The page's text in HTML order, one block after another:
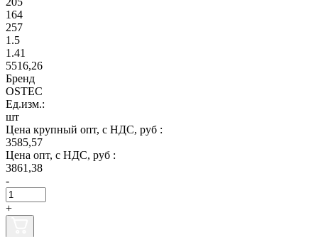
164
257
1.5
1.41
5516,26
Бренд
OSTEC
Ед.изм.:
шт
Цена крупный опт, с НДС, руб :
3585,57
Цена опт, с НДС, руб :
3861,38
-
+